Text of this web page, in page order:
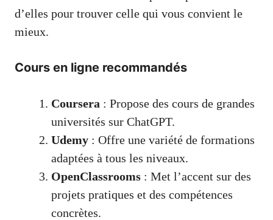
d’elles pour trouver celle qui vous convient le
mieux.
Cours en ligne recommandés
Coursera : Propose des cours de grandes
universités sur ChatGPT.
Udemy : Offre une variété de formations
adaptées à tous les niveaux.
OpenClassrooms : Met l’accent sur des
projets pratiques et des compétences
concrètes.